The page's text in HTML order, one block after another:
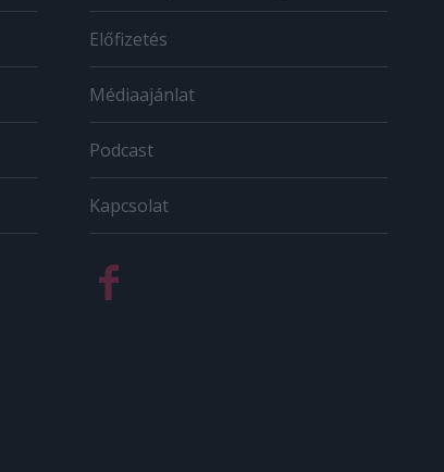
Előfizetés
Médiaajánlat
Podcast
Kapcsolat